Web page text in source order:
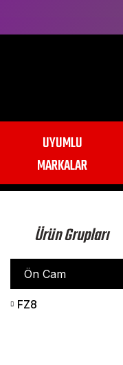
UYUMLU
MARKALAR
Ürün Grupları
Ön Cam
FZ8